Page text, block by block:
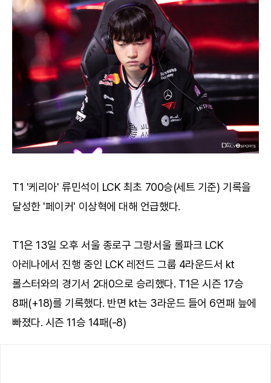
T1 '케리아' 류민석이 LCK 최초 700승(세트 기준) 기록을
달성한 '페이커' 이상혁에 대해 언급했다.
T1은 13일 오후 서울 종로구 그랑서울 롤파크 LCK
아레나에서 진행 중인 LCK 레전드 그룹 4라운드서 kt
롤스터와의 경기서 2대0으로 승리했다. T1은 시즌 17승
8패(+18)를 기록했다. 반면 kt는 3라운드 들어 6연패 늪에
빠졌다. 시즌 11승 14패(-8)